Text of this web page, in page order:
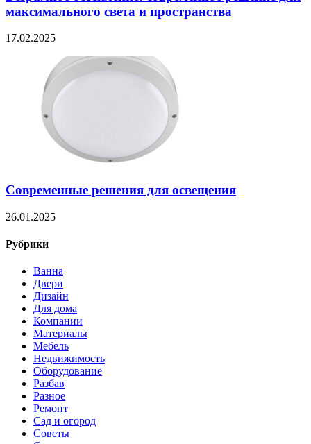
максимального света и пространства
17.02.2025
Современные решения для освещения
26.01.2025
Рубрики
Ванна
Двери
Дизайн
Для дома
Компании
Материалы
Мебель
Недвижимость
Оборудование
Разбав
Разное
Ремонт
Сад и огород
Советы